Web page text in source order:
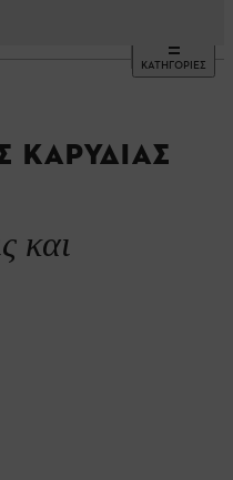
ΚΑΤΗΓΟΡΙΕΣ
ΚΑΡΥΔΙΆΣ
και